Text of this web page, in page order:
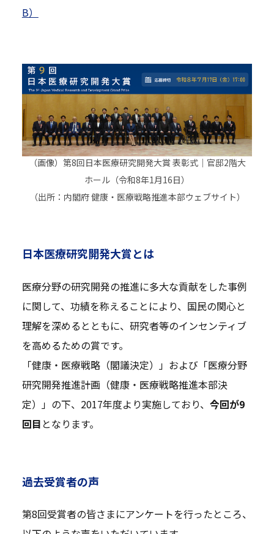
B）
（画像）第8回日本医療研究開発大賞 表彰式｜官邸2階大
ホール（令和8年1月16日）
（出所：内閣府 健康・医療戦略推進本部ウェブサイト）
日本医療研究開発大賞とは
医療分野の研究開発の推進に多大な貢献をした事例
に関して、功績を称えることにより、国民の関心と
理解を深めるとともに、研究者等のインセンティブ
を高めるための賞です。
「健康・医療戦略（閣議決定）」および「医療分野
研究開発推進計画（健康・医療戦略推進本部決
定）」の下、2017年度より実施しており、 今回が9
回目 となります。
過去受賞者の声
第8回受賞者の皆さまにアンケートを行ったところ、